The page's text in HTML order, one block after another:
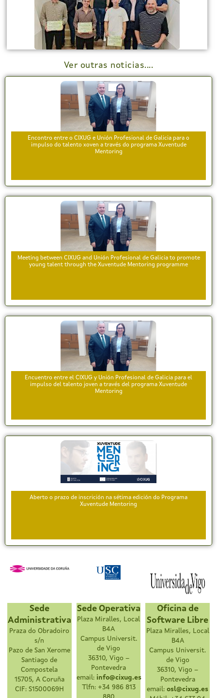
Ver outras noticias....
Encontro entre o CIXUG e Unión Profesional de Galicia para o
impulso do talento xoven a través do programa Xuventude
Mentoring
Meeting between CIXUG and Unión Profesional de Galicia to promote
young talent through the Xuventude Mentoring programme
Encuentro entre el CIXUG y Unión Profesional de Galicia para el
impulso del talento joven a través del programa Xuventude
Mentoring
Aberto o prazo de inscrición na sétima edición do Programa
Xuventude Mentoring
Sede
Administrativa
Praza do Obradoiro
s/n
Pazo de San Xerome
Santiago de
Compostela
15705, A Coruña
CIF: S1500069H
Sede Operativa
Plaza Miralles, Local
B4A
Campus Universit.
de Vigo
36310, Vigo –
Pontevedra
email: info@cixug.es
Tlfn: +34 986 813
Oficina de
Software Libre
Plaza Miralles, Local
B4A
Campus Universit.
de Vigo
36310, Vigo –
Pontevedra
email:osl@cixug.es